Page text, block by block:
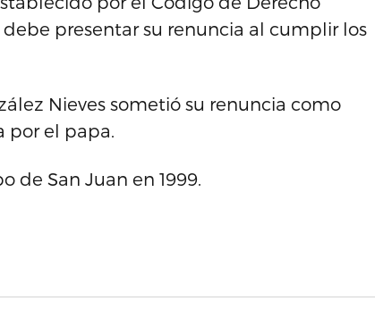
presentar su renuncia al cumplir los
Nieves sometió su renuncia como
por el papa.
de San Juan en 1999.